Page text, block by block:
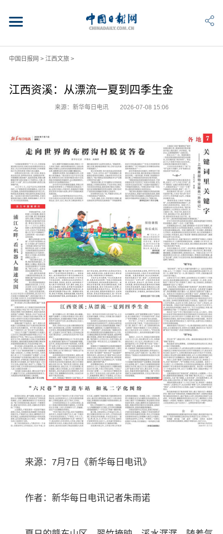
中国日报网 > 江西文旅>
江西资溪：从漂流一夏到四季生金
来源：新华每日电讯 2026-07-08 15:06
来源：7月7日《新华每日电讯》
作者：新华每日电讯记者朱雨诺